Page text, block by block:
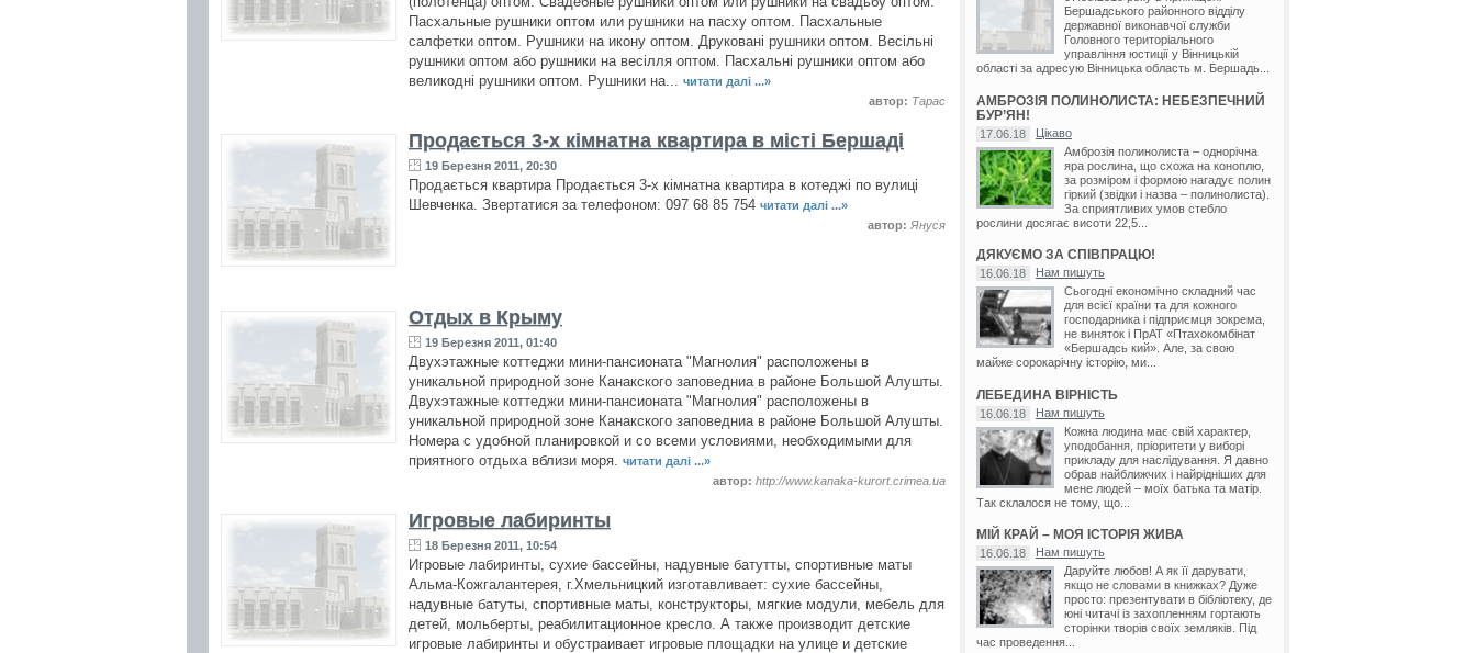
Пасхальные рушники оптом или рушники на пасху оптом. Пасхальные
салфетки оптом. Рушники на икону оптом. Друковані рушники оптом. Весільні
рушники оптом або рушники на весілля оптом. Пасхальні рушники оптом або
великодні рушники оптом. Рушники на... читати далі ...»
автор: Тарас
Продається 3-х кімнатна квартира в місті Бершаді
19 Березня 2011, 20:30
Продається квартира Продається 3-х кімнатна квартира в котеджі по вулиці
Шевченка. Звертатися за телефоном: 097 68 85 754 читати далі ...»
автор: Януся
Отдых в Крыму
19 Березня 2011, 01:40
Двухэтажные коттеджи мини-пансионата "Магнолия" расположены в
уникальной природной зоне Канакского заповедниа в районе Большой Алушты.
Двухэтажные коттеджи мини-пансионата "Магнолия" расположены в
уникальной природной зоне Канакского заповедниа в районе Большой Алушты.
Номера с удобной планировкой и со всеми условиями, необходимыми для
приятного отдыха вблизи моря. читати далі ...»
автор: http://www.kanaka-kurort.crimea.ua
Игровые лабиринты
18 Березня 2011, 10:54
Игровые лабиринты, сухие бассейны, надувные батутты, спортивные маты
Альма-Кожгалантерея, г.Хмельницкий изготавливает: сухие бассейны,
надувные батуты, спортивные маты, конструкторы, мягкие модули, мебель для
детей, мольберты, реабилитационное кресло. А также производит детские
игровые лабиринты и обустраивает игровые площадки на улице и детские
Бершадського районного відділу
державної виконавчої служби
Головного територіального
управління юстиції у Вінницькій
області за адресую Вінницька область м. Бершадь...
АМБРОЗІЯ ПОЛИНОЛИСТА: НЕБЕЗПЕЧНИЙ
БУР’ЯН!
17.06.18
Цікаво
Амброзія полинолиста – однорічна
яра рослина, що схожа на коноплю,
за розміром і формою нагадує полин
гіркий (звідки і назва – полинолиста).
За сприятливих умов стебло
рослини досягає висоти 22,5...
ДЯКУЄМО ЗА СПІВПРАЦЮ!
16.06.18
Нам пишуть
Сьогодні економічно складний час
для всієї країни та для кожного
господарника і підприємця зокрема,
не виняток і ПрАТ «Птахокомбінат
«Бершадсь кий». Але, за свою
майже сорокарічну історію, ми...
ЛЕБЕДИНА ВІРНІСТЬ
16.06.18
Нам пишуть
Кожна людина має свій характер,
уподобання, пріоритети у виборі
прикладу для наслідування. Я давно
обрав найближчих і найрідніших для
мене людей – моїх батька та матір.
Так склалося не тому, що...
МІЙ КРАЙ – МОЯ ІСТОРІЯ ЖИВА
16.06.18
Нам пишуть
Даруйте любов! А як її дарувати,
якщо не словами в книжках? Дуже
просто: презентувати в бібліотеку, де
юні читачі із захопленням гортають
сторінки творів своїх земляків. Під
час проведення...